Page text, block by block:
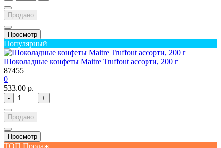
Продано
Просмотр
Популярный
Шоколадные конфеты Maitre Truffout ассорти, 200 г
87455
0
533.00 р.
- +
Продано
Просмотр
ТОП Продаж